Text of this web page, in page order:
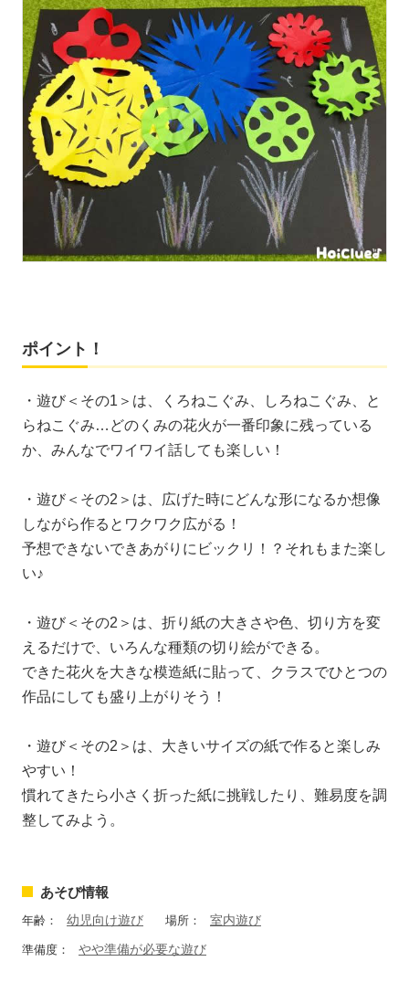
ポイント！
・遊び＜その1＞は、くろねこぐみ、しろねこぐみ、と
らねこぐみ…どのくみの花火が一番印象に残っている
か、みんなでワイワイ話しても楽しい！
・遊び＜その2＞は、広げた時にどんな形になるか想像
しながら作るとワクワク広がる！
予想できないできあがりにビックリ！？それもまた楽し
い♪
・遊び＜その2＞は、折り紙の大きさや色、切り方を変
えるだけで、いろんな種類の切り絵ができる。
できた花火を大きな模造紙に貼って、クラスでひとつの
作品にしても盛り上がりそう！
・遊び＜その2＞は、大きいサイズの紙で作ると楽しみ
やすい！
慣れてきたら小さく折った紙に挑戦したり、難易度を調
整してみよう。
あそび情報
年齢： 幼児向け遊び 場所： 室内遊び
準備度： やや準備が必要な遊び